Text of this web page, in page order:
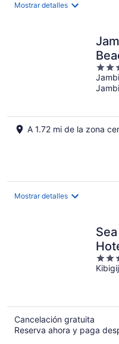
Mostrar detalles
3.5
out
of
A 1.72 mi de la zona
Mostrar detalles
3
out
Cancelación gratuita
Reserva ahora y paga